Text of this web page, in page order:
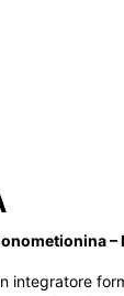
–
integratore